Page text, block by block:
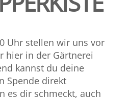
Uhr stellen wir uns vor
hier in der Gärtnerei
kannst du deine
Spende direkt
es dir schmeckt, auch